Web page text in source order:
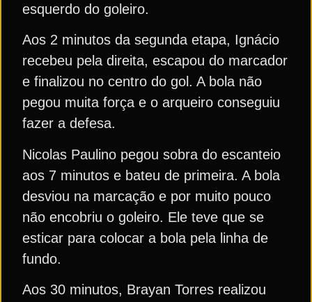
esquerdo do goleiro.
Aos 2 minutos da segunda etapa, Ignácio
recebeu pela direita, escapou do marcador
e finalizou no centro do gol. A bola não
pegou muita força e o arqueiro conseguiu
fazer a defesa.
Nicolas Paulino pegou sobra do escanteio
aos 7 minutos e bateu de primeira. A bola
desviou na marcação e por muito pouco
não encobriu o goleiro. Ele teve que se
esticar para colocar a bola pela linha de
fundo.
Aos 30 minutos, Brayan Torres realizou